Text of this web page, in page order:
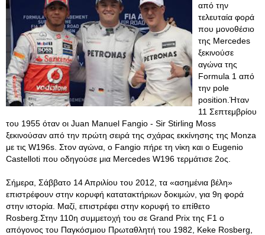
από την
τελευταία φορά
που μονοθέσιο
της Mercedes
ξεκινούσε
αγώνα της
Formula 1 από
την pole
position.Ήταν
11 Σεπτεμβρίου
του 1955 όταν οι Juan Manuel Fangio - Sir Stirling Moss
ξεκινούσαν από την πρώτη σειρά της σχάρας εκκίνησης της Monza
με τις W196s. Στον αγώνα, ο Fangio πήρε τη νίκη και ο Eugenio
Castelloti που οδηγούσε μια Mercedes W196 τερμάτισε 2ος.
Σήμερα, Σάββατο 14 Απριλίου του 2012, τα «ασημένια βέλη»
επιστρέφουν στην κορυφή κατατακτήριων δοκιμών, για 9η φορά
στην ιστορία. Μαζί, επιστρέφει στην κορυφή το επίθετο
Rosberg.Στην 110η συμμετοχή του σε Grand Prix της F1 o
απόγονος του Παγκόσμιου Πρωταθλητή του 1982, Keke Rosberg,